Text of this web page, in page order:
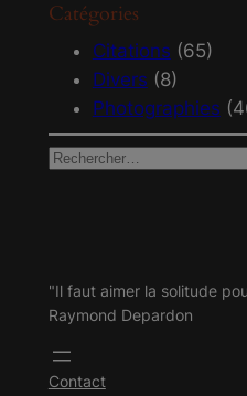
Catégories
Citations (65)
Divers (8)
Photographies
R
h
e
"Il faut aimer la solitude
Raymond Depardon
Contact